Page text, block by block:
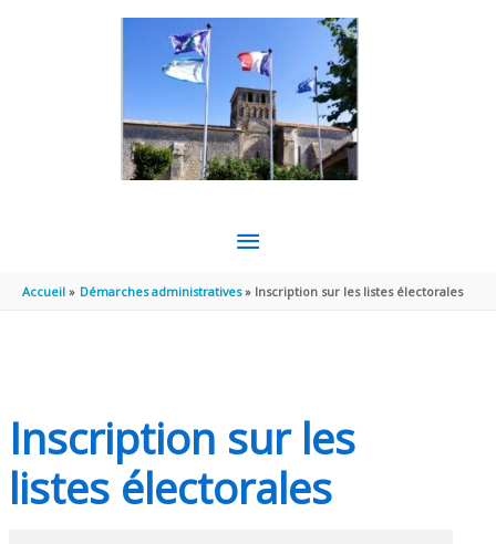
MENU
PRINCIPAL
Accueil Démarches administratives Inscription sur les listes électorales
Inscription sur les
listes électorales